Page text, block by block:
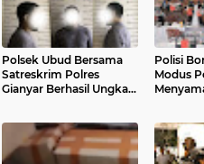
Polsek Ubud Bersama
Satreskrim Polres
Gianyar Berhasil Ungkap
Polisi
Modus